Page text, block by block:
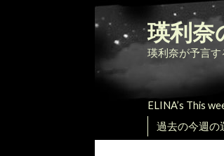
瑛利奈
瑛利奈が予言
ELINA’s This
過去の今週の